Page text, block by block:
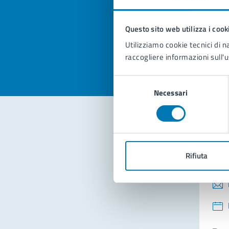
Questo sito web utilizza i
Utilizziamo cookie tecnici di
raccogliere informazioni
del
Necessari
Rifiuta
Valuta la